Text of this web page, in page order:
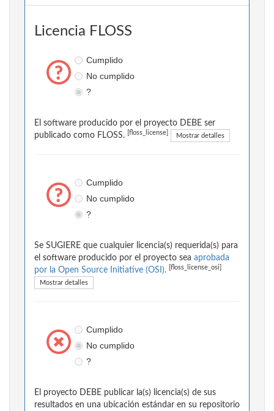
Licencia FLOSS
Cumplido
No cumplido
?
El software producido por el proyecto DEBE ser
publicado como FLOSS.
[floss_license] Mostrar detalles
Cumplido
No cumplido
?
Se SUGIERE que cualquier licencia(s) requerida(s) para
el software producido por el proyecto sea aprobada
por la Open Source Initiative (OSI).
[floss_license_osi]
Mostrar detalles
Cumplido
No cumplido
?
El proyecto DEBE publicar la(s) licencia(s) de sus
resultados en una ubicación estándar en su repositorio